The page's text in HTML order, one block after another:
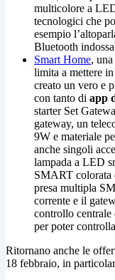
multicolore a
tecnologici che
esempio
Bluetooth
Smart Home,
limita a mettere
creato un vero e
con tanto di app
starter Set
gateway, un
9W e materiale
anche singoli
lampada a LED
SMART colorata
presa multipla
corrente e il
controllo
per poter
Ritornano anche le
18 febbraio, in